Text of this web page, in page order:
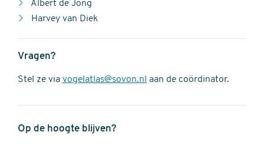
Albert de Jong
Harvey van Diek
Vragen?
Stel ze via vogelatlas@sovon.nl aan de coördinator.
Op de hoogte blijven?